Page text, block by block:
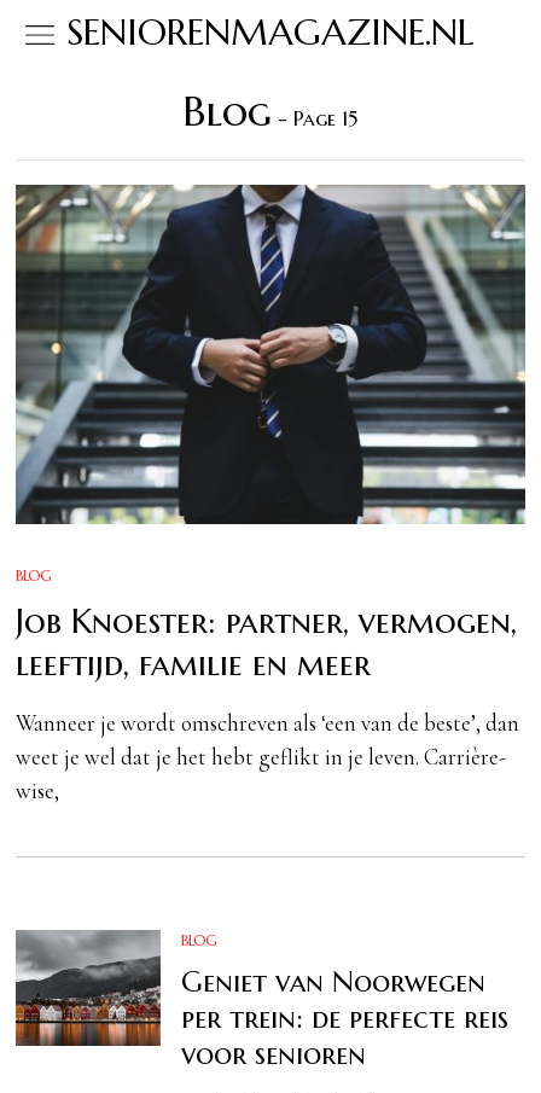
SENIORENMAGAZINE.NL
Blog - Page 15
BLOG
Job Knoester: partner, vermogen,
leeftijd, familie en meer
Wanneer je wordt omschreven als ‘een van de beste’, dan
weet je wel dat je het hebt geflikt in je leven. Carrière-
wise,
BLOG
Geniet van Noorwegen
per trein: de perfecte reis
voor senioren